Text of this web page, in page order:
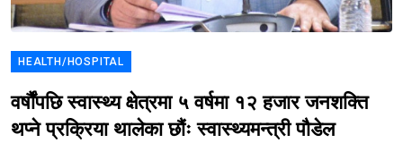
HEALTH/HOSPITAL
वर्षौंपछि स्वास्थ्य क्षेत्रमा ५ वर्षमा १२ हजार जनशक्ति
थप्ने प्रक्रिया थालेका छौंः स्वास्थ्यमन्त्री पौडेल